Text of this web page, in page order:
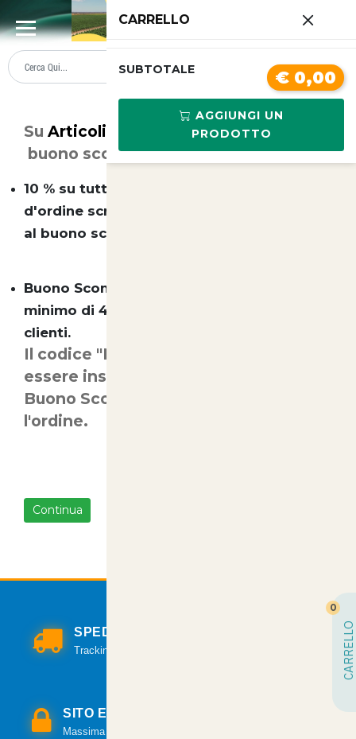
Su Articoli Animali
esistono due tipi di
buono sconto ( non cumulabili):
10 % su tutto il catalogo e senza minimo
d'ordine scrivendo nella casella dedicata
al buono sconto "ebay"
Buono Sconto 10 euro su un acquisto
minimo di 49 euro per tutti i nostri nuovi
clienti.
Il codice "Newclient" o "ebay" deve
essere inserito nell'apposito campo
Buono Sconto prima di concludere
l'ordine.
Continua
SPEDIZIONI VELOCI
Tracking per il monitoraggio della spedizione.
SITO E PAGAMENTI SICURI
Massima sicurezza per tutte le modalità di pagamento.
CARRELLO
SUBTOTALE € 0,00
AGGIUNGI UN
PRODOTTO
CARRELLO
0